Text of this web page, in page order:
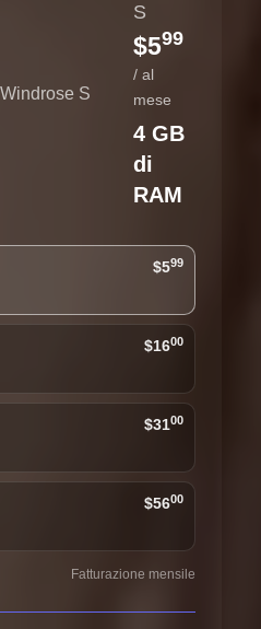
S
$599
/ al
mese
4 GB
di
RAM
$599
$1600
$3100
$5600
Fatturazione mensile